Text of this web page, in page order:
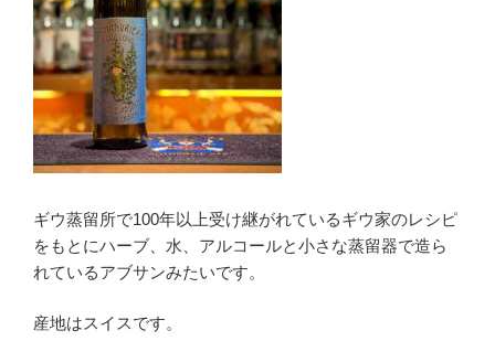
ギウ蒸留所で100年以上受け継がれているギウ家のレシピ
をもとにハーブ、水、アルコールと小さな蒸留器で造ら
れているアブサンみたいです。
産地はスイスです。